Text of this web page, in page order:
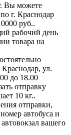
Вы можете
г. Краснодар
руб..
рабочий день
товара на
Краснодар, ул.
до 18.00
отправку
10 кг..
отправки,
автобуса и
вашего